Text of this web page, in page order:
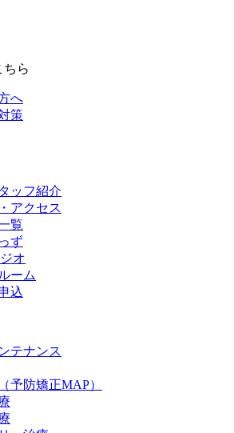
ちら
へ
策
ッフ紹介
アクセス
覧
ず
オ
ーム
込
テナンス
予防矯正MAP）